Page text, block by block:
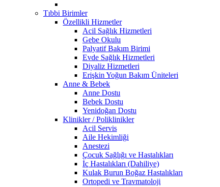
Tıbbi Birimler
Özellikli Hizmetler
Acil Sağlık Hizmetleri
Gebe Okulu
Palyatif Bakım Birimi
Evde Sağlık Hizmetleri
Diyaliz Hizmetleri
Erişkin Yoğun Bakım Üniteleri
Anne & Bebek
Anne Dostu
Bebek Dostu
Yenidoğan Dostu
Klinikler / Poliklinikler
Acil Servis
Aile Hekimliği
Anestezi
Çocuk Sağlığı ve Hastalıkları
İç Hastalıkları (Dahiliye)
Kulak Burun Boğaz Hastalıkları
Ortopedi ve Travmatoloji